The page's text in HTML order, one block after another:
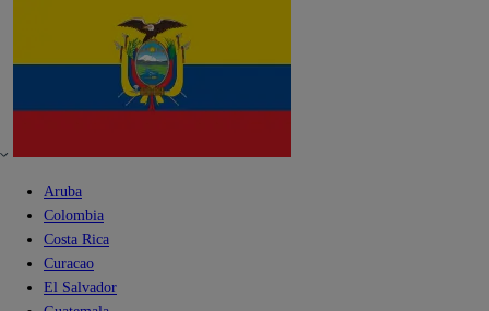
Aruba
Colombia
Costa Rica
Curacao
El Salvador